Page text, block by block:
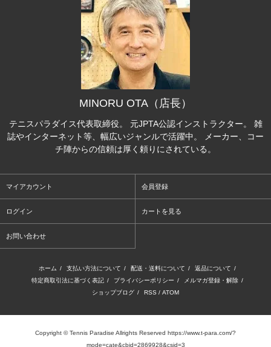
MINORU OTA（店長）
テニスパラダイス代表取締役。 元JPTA公認インストラクター。 雑
誌やインターネット等、幅広いジャンルで活躍中。 メーカー、コー
チ陣からの信頼は厚く頼りにされている。
マイアカウント 会員登録
ログイン カートを見る
お問い合わせ
ホーム / 支払い方法について / 配送・送料について / 返品について /
特定商取引法に基づく表記 / プライバシーポリシー / メルマガ登録・解除 /
ショップブログ / RSS / ATOM
Copyright © Tennis Paradise Allrights Reserved https://www.t-para.com/?
mode=cate&cbid=2869928&csid=3